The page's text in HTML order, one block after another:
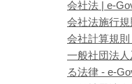
会社法 | e-
会社法施行
会社計算規
一般社団法
る法律 - e-